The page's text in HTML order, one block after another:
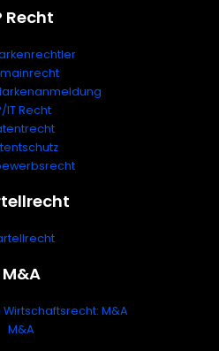
Recht
IT Recht
M&A
M&A
M&A